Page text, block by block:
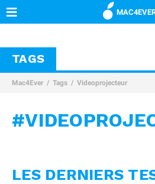
TAGS
Mac4Ever Tags Videoprojecteur
LES DERNIERS